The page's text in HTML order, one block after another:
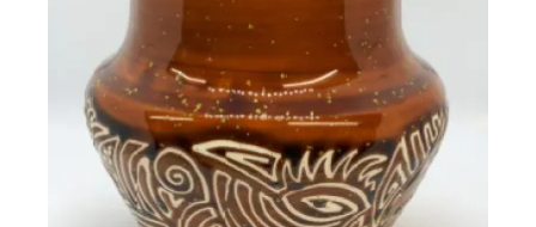
Vase porcelaine LEIYA
90,00€